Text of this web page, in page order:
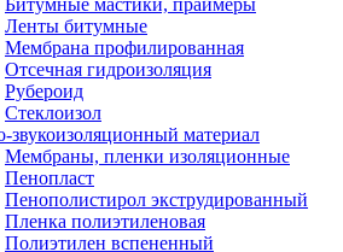
Битумные мастики, праймеры
Ленты битумные
Мембрана профилированная
Отсечная гидроизоляция
Рубероид
Стеклоизол
звукоизоляционный материал
Мембраны, пленки изоляционные
Пенопласт
Пенополистирол экструдированный
Пленка полиэтиленовая
Полиэтилен вспененный